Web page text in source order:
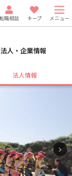
職相談 キープ メニュー
人・企業情報
法人情報